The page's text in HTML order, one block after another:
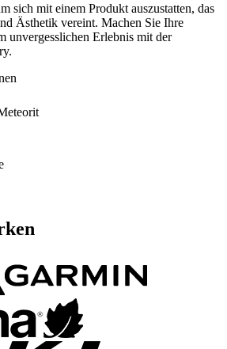
sich mit einem Produkt auszustatten, das
Ästhetik vereint. Machen Sie Ihre
unvergesslichen Erlebnis mit der